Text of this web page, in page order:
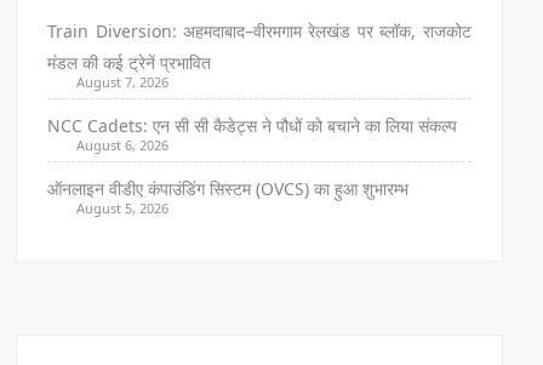
Train Diversion: अहमदाबाद–वीरमगाम रेलखंड पर ब्लॉक, राजकोट
मंडल की कई ट्रेनें प्रभावित
August 7, 2026
NCC Cadets: एन सी सी कैडेट्स ने पौधों को बचाने का लिया संकल्प
August 6, 2026
ऑनलाइन वीडीए कंपाउंडिंग सिस्टम (OVCS) का हुआ शुभारम्भ
August 5, 2026